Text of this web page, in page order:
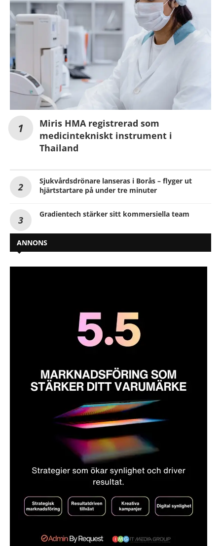
Miris HMA registrerad som
medicintekniskt instrument i
Thailand
Sjukvårdsdrönare lanseras i Borås – flyger ut
hjärtstartare på under tre minuter
Gradientech stärker sitt kommersiella team
ANNONS